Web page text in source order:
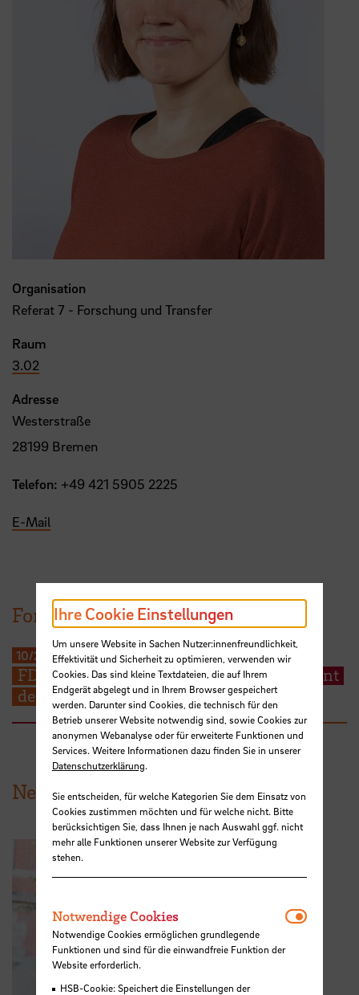
Organisation
Referat 7 - Forschung und Transfer
Raum
3.02
Adresse
Westerstraße
28199 Bremen
Telefon: +49 421 5905 2225
E-Mail
Forschungsprojekt
10/2022-11/2025
FDM@HSB: Forschungsdatenmanagement
der Hochschule Bremen - FDM-HSB
News aus der HSB
Ihre Cookie Einstellungen
Um unsere Website in Sachen Nutzer:innenfreundlichkeit,
Effektivität und Sicherheit zu optimieren, verwenden wir
Cookies. Das sind kleine Textdateien, die auf Ihrem
Endgerät abgelegt und in Ihrem Browser gespeichert
werden. Darunter sind Cookies, die technisch für den
Betrieb unserer Website notwendig sind, sowie Cookies zur
anonymen Webanalyse oder für erweiterte Funktionen und
Services. Weitere Informationen dazu finden Sie in unserer
Datenschutzerklärung.
Sie entscheiden, für welche Kategorien Sie dem Einsatz von
Cookies zustimmen möchten und für welche nicht. Bitte
berücksichtigen Sie, dass Ihnen je nach Auswahl ggf. nicht
mehr alle Funktionen unserer Website zur Verfügung
stehen.
Notwendige Cookies
Notwendige Cookies ermöglichen grundlegende
Funktionen und sind für die einwandfreie Funktion der
Website erforderlich.
HSB-Cookie: Speichert die Einstellungen der